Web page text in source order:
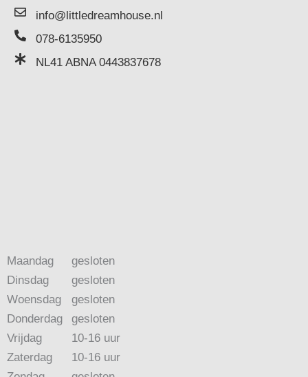
info@littledreamhouse.nl
078-6135950
NL41 ABNA 0443837678
Maandag
Dinsdag
Woensdag
Donderdag
Vrijdag
Zaterdag
gesloten
gesloten
gesloten
gesloten
10-16 uur
10-16 uur